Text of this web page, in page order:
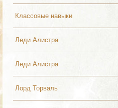
Классовые навыки
Леди Алистра
Леди Алистра
Лорд Торваль